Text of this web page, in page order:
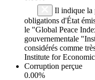
Il indique la
obligations d'État
le "Global Peace
gouvernementale
considérés comme
Institute for
Corruption perçue
0.00%